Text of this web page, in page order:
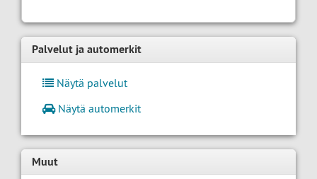
Palvelut ja automerkit
Näytä palvelut
Näytä automerkit
Muut